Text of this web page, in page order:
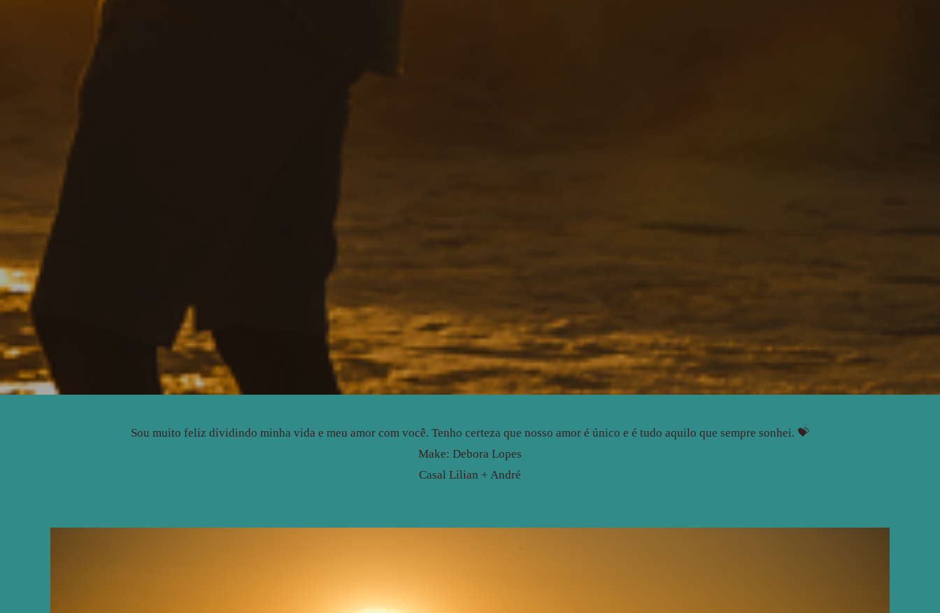
Sou muito feliz dividindo minha vida e meu amor com você. Tenho certeza que nosso amor é único e é tudo aquilo que sempre sonhei. 💝
Make: Debora Lopes
Casal Lilian + André